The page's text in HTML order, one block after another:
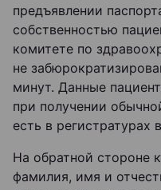
предъявлении
собственностью
комитете по
не
минут. Данные
при получении
есть в регистратурах
На обратной стороне
фамилия, имя и